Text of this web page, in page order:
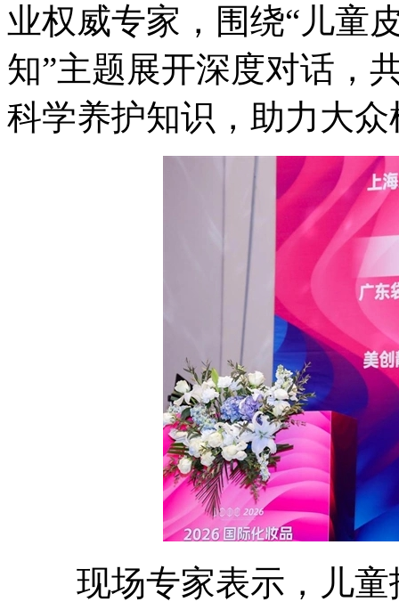
业权威专家，围绕“儿童
知”主题展开深度对话，
科学养护知识，助力大
现场专家表示，儿童